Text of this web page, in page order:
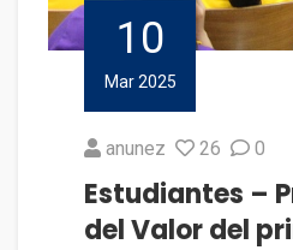
10
Mar 2025
anunez 26 0
Estudiantes –
del Valor del